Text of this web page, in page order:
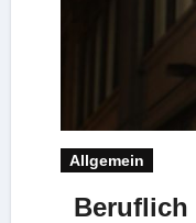
Allgemein
Beruflich